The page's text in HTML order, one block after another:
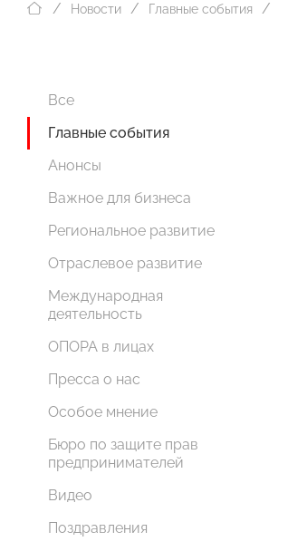
Новости Главные события
Все
Главные события
Анонсы
Важное для бизнеса
Региональное развитие
Отраслевое развитие
Международная
деятельность
ОПОРА в лицах
Пресса о нас
Особое мнение
Бюро по защите прав
предпринимателей
Видео
Поздравления